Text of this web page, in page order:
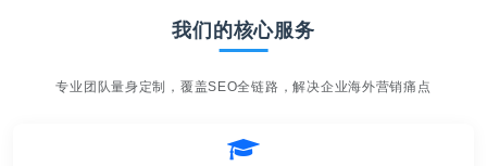
我们的核心服务
专业团队量身定制，覆盖SEO全链路，解决企业海外营销痛点